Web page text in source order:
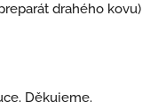
drahého kovu)
Děkujeme.